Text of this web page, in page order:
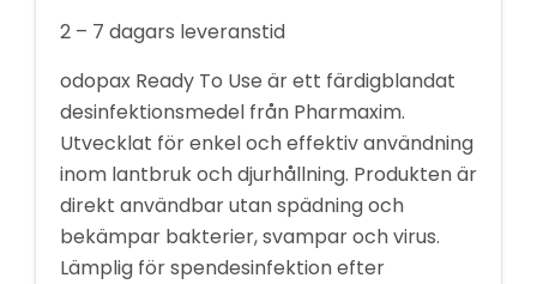
2 – 7 dagars leveranstid
odopax Ready To Use är ett färdigblandat
desinfektionsmedel från Pharmaxim.
Utvecklat för enkel och effektiv användning
inom lantbruk och djurhållning. Produkten är
direkt användbar utan spädning och
bekämpar bakterier, svampar och virus.
Lämplig för spendesinfektion efter